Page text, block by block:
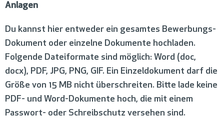
Anlagen
Du kannst hier entweder ein gesamtes Bewerbungs-
Dokument oder einzelne Dokumente hochladen.
Folgende Dateiformate sind möglich: Word (doc,
docx), PDF, JPG, PNG, GIF. Ein Einzeldokument darf die
Größe von 15 MB nicht überschreiten. Bitte lade keine
PDF- und Word-Dokumente hoch, die mit einem
Passwort- oder Schreibschutz versehen sind.